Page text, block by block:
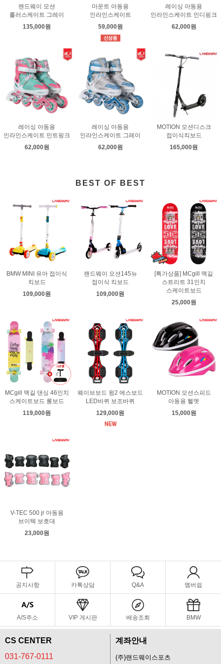
랜드웨이 모션
롤러스케이트 그레이
135,000원
마운트 아동용
인라인스케이트
59,000원
레이싱 아동용
인라인스케이트 인디핑크
62,000원
레이싱 아동용
인라인스케이트 민트핑크
62,000원
레이싱 아동용
인라인스케이트 그레이
62,000원
MOTION 모션디스크
접이식킥보드
165,000원
BEST OF BEST
BMW MINI 유아 접이식
킥보드
109,000원
랜드웨이 모션145뉴
접이식 킥보드
109,000원
[특가상품] MCgill 맥길
스트리트 31인치
스케이트보드
25,000원
MCgill 맥길 댄싱 46인치
스케이트보드 롱보드
119,000원
웨이브보드 윙2 에스보드
LED바퀴 보조바퀴
129,000원
MOTION 모션스피드
아동용 헬멧
15,000원
V-TEC 500 jr 아동용
브이텍 보호대
23,000원
공지사항 카톡상담 Q&A 멤버쉽
A/S주소 VIP 게시판 배송조회 BMW
CS CENTER
031-767-0111
계좌안내
(주)랜드웨이스포츠